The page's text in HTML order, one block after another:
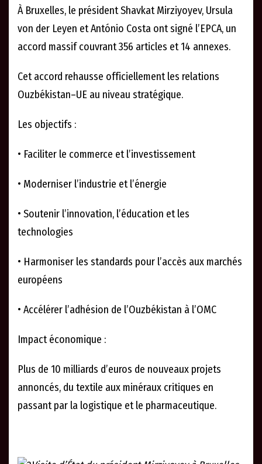
À Bruxelles, le président Shavkat Mirziyoyev, Ursula
von der Leyen et António Costa ont signé l’EPCA, un
accord massif couvrant 356 articles et 14 annexes.
Cet accord rehausse officiellement les relations
Ouzbékistan–UE au niveau stratégique.
Les objectifs :
• Faciliter le commerce et l’investissement
• Moderniser l’industrie et l’énergie
• Soutenir l’innovation, l’éducation et les
technologies
• Harmoniser les standards pour l’accès aux marchés
européens
• Accélérer l’adhésion de l’Ouzbékistan à l’OMC
Impact économique :
Plus de 10 milliards d’euros de nouveaux projets
annoncés, du textile aux minéraux critiques en
passant par la logistique et le pharmaceutique.